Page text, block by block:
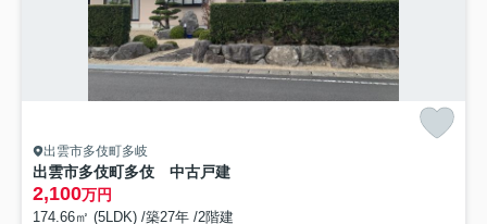
出雲市多伎町多岐
出雲市多伎町多伎 中古戸建
2,100万円
174.66㎡ (5LDK) /築27年 /2階建